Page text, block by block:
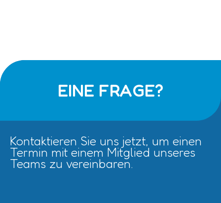
EINE FRAGE?
Kontaktieren Sie uns jetzt, um einen
Termin mit einem Mitglied unseres
Teams zu vereinbaren.